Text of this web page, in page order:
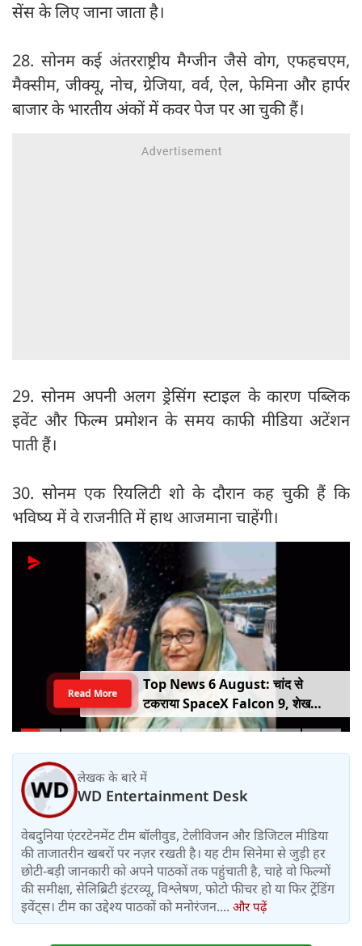
सेंस के लिए जाना जाता है।
28. सोनम कई अंतरराष्ट्रीय मैग्जीन जैसे वोग, एफहचएम,
मैक्सीम, जीक्यू, नोच, ग्रेजिया, वर्व, ऐल, फेमिना और हार्पर
बाजार के भारतीय अंकों में कवर पेज पर आ चुकी हैं।
29. सोनम अपनी अलग ड्रेसिंग स्टाइल के कारण पब्लिक
इवेंट और फिल्म प्रमोशन के समय काफी मीडिया अटेंशन
पाती हैं।
30. सोनम एक रियलिटी शो के दौरान कह चुकी हैं कि
भविष्य में वे राजनीति में हाथ आजमाना चाहेंगी।
Top News 6 August: चांद से
टकराया SpaceX Falcon 9, शेख
हसीना की घर वापसी का ऐलान, MP में बस
Read More
लेखक के बारे में
WD Entertainment Desk
वेबदुनिया एंटरटेनमेंट टीम बॉलीवुड, टेलीविजन और डिजिटल मीडिया
की ताजातरीन खबरों पर नज़र रखती है। यह टीम सिनेमा से जुड़ी हर
छोटी-बड़ी जानकारी को अपने पाठकों तक पहुंचाती है, चाहे वो फिल्मों
की समीक्षा, सेलिब्रिटी इंटरव्यू, विश्लेषण, फोटो फीचर हो या फिर ट्रेंडिंग
इवेंट्स। टीम का उद्देश्य पाठकों को मनोरंजन.... और पढ़ें